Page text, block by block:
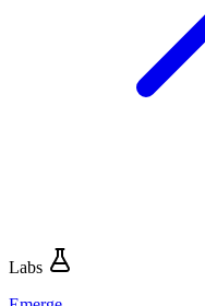
Labs